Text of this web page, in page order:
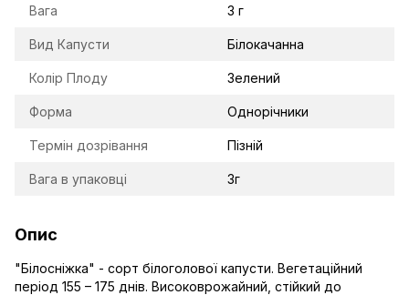
Вага 3 г
Вид Капусти Білокачанна
Колір Плоду Зелений
Форма Однорічники
Термін дозрівання Пізній
Вага в упаковці 3г
Опис
"Білосніжка" - сорт білоголової капусти. Вегетаційний
період 155 – 175 днів. Високоврожайний, стійкий до